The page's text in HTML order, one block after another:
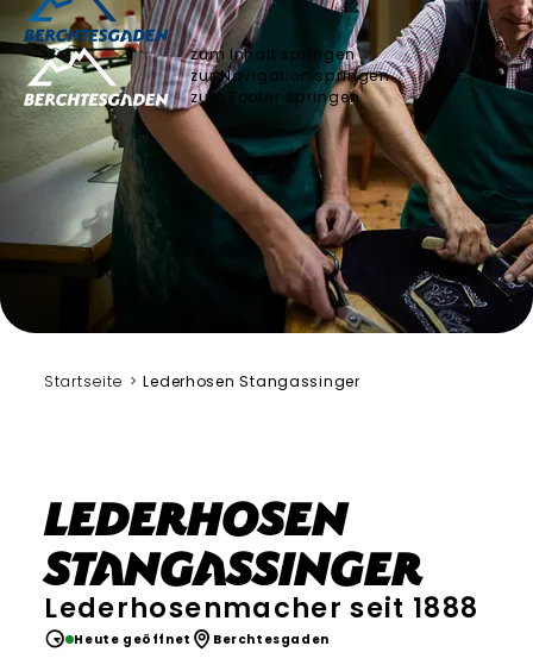
zum Inhalt springen
zur Navigation springen
zum Footer springen
Startseite Lederhosen Stangassinger
Lederhosen
Stangassinger
Lederhosenmacher seit 1888
Heute geöffnet Berchtesgaden